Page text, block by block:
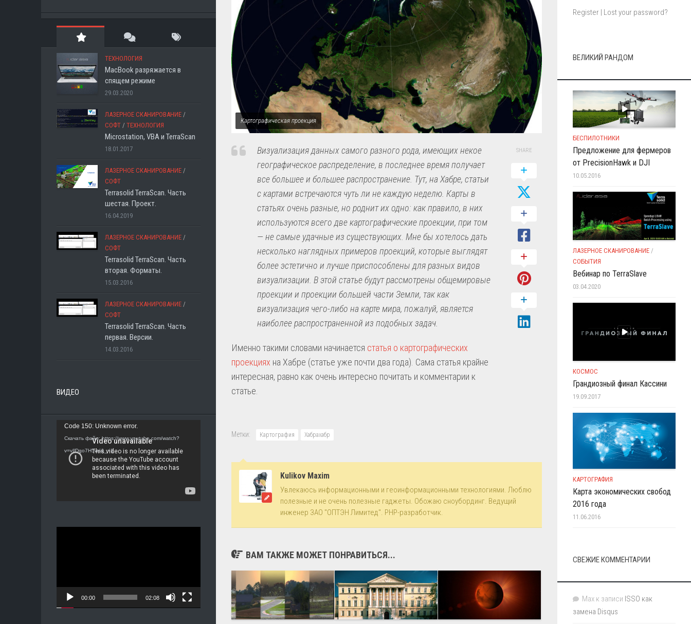
Картографическая проекция
Визуализация данных самого разного рода, имеющих некое
географическое распределение, в последнее время получает
все большее и большее распространение. Тут, на Хабре, статьи
с картами встречаются чуть ли не каждую неделю. Карты в
статьях очень разные, но роднит их одно: как правило, в них
используются всего две картографические проекции, при том
— не самые удачные из существующих. Мне бы хотелось дать
несколько наглядных примеров проекций, которые выглядят
более эстетично и лучше приспособлены для разных видов
визуализации. В этой статье будут рассмотрены общемировые
проекции и проекции большей части Земли, так как
визуализация чего-либо на карте мира, пожалуй, является
наиболее распространенной из подобных задач.
Именно такими словами начинается статья о картографических
проекциях на Хабре (статье уже почти два года). Сама статья крайне
интересная, равно как очень интересно почитать и комментарии к
статье.
SHARE
Метки: Картография Хабрахабр
Kulikov Maxim
Увлекаюсь информационными и геоинформационными технологиями. Люблю
полезные и не очень полезные гаджеты. Обожаю сноубординг. Ведущий
инженер ЗАО "ОПТЭН Лимитед". PHP-разработчик.
ВАМ ТАКЖЕ МОЖЕТ ПОНРАВИТЬСЯ...
ТЕХНОЛОГИЯ
MacBook разряжается в
спящем режиме
29.03.2020
ЛАЗЕРНОЕ СКАНИРОВАНИЕ /
СОФТ / ТЕХНОЛОГИЯ
Microstation, VBA и TerraScan
18.01.2017
ЛАЗЕРНОЕ СКАНИРОВАНИЕ /
СОФТ
Terrasolid TerraScan. Часть
шестая. Проект.
16.04.2019
ЛАЗЕРНОЕ СКАНИРОВАНИЕ /
СОФТ
Terrasolid TerraScan. Часть
вторая. Форматы.
15.03.2016
ЛАЗЕРНОЕ СКАНИРОВАНИЕ /
СОФТ
Terrasolid TerraScan. Часть
первая. Версии.
14.03.2016
ВИДЕО
Видеоплеер
Code 150: Unknown error.
Скачать файл: https://www.youtube.com/watch?
v=vIlDgo7H5ws&_=1
00:00 02:08
Register | Lost your password?
ВЕЛИКИЙ РАНДОМ
БЕСПИЛОТНИКИ
Предложение для фермеров
от PrecisionHawk и DJI
10.05.2016
ЛАЗЕРНОЕ СКАНИРОВАНИЕ /
СОБЫТИЯ
Вебинар по TerraSlave
03.04.2020
КОСМОС
Грандиозный финал Кассини
19.09.2017
КАРТОГРАФИЯ
Карта экономических свобод
2016 года
11.06.2016
СВЕЖИЕ КОММЕНТАРИИ
Max к записи ISSO как
замена Disqus